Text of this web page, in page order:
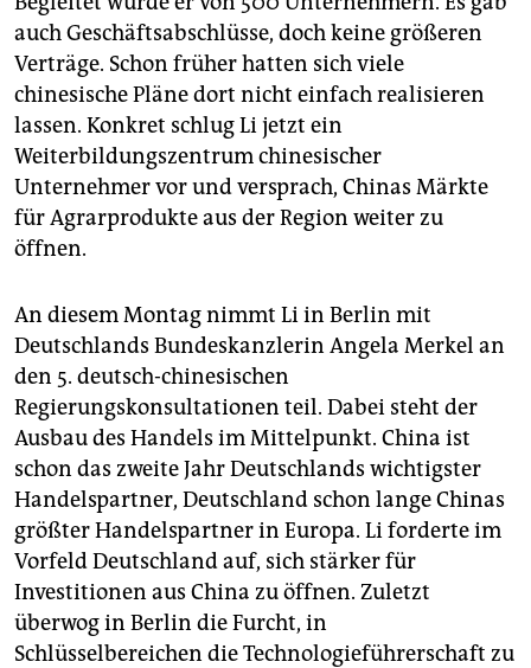
auch Geschäftsabschlüsse, doch keine größeren
Verträge. Schon früher hatten sich viele
chinesische Pläne dort nicht einfach realisieren
lassen. Konkret schlug Li jetzt ein
Weiterbildungszentrum chinesischer
Unternehmer vor und versprach, Chinas Märkte
für Agrarprodukte aus der Region weiter zu
öffnen.
An diesem Montag nimmt Li in Berlin mit
Deutschlands Bundeskanzlerin Angela Merkel an
den 5. deutsch-chinesischen
Regierungskonsultationen teil. Dabei steht der
Ausbau des Handels im Mittelpunkt. China ist
schon das zweite Jahr Deutschlands wichtigster
Handelspartner, Deutschland schon lange Chinas
größter Handelspartner in Europa. Li forderte im
Vorfeld Deutschland auf, sich stärker für
Investitionen aus China zu öffnen. Zuletzt
überwog in Berlin die Furcht, in
Schlüsselbereichen die Technologieführerschaft zu